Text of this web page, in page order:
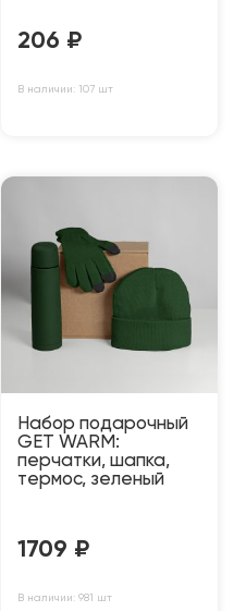
206 ₽
В наличии: 107 шт
Набор подарочный
GET WARM:
перчатки, шапка,
термос, зеленый
1709 ₽
В наличии: 981 шт